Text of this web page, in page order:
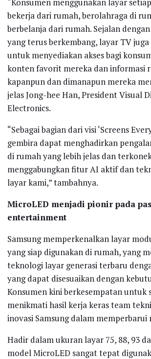
bekerja dari rumah, berolahraga di
berbelanja dari rumah. Sejalan
yang terus berkembang, layar TV
untuk menyediakan akses bagi
konten favorit mereka dan informasi
kapanpun dan dimanapun mereka
jelas Jong-hee Han, President Visual
Electronics.
“Sebagai bagian dari visi ‘Screens
gembira dapat menghadirkan
di rumah yang lebih jelas dan
menggabungkan fitur AI aktif dan
layar kami,” tambahnya.
MicroLED menjadi pionir pada
entertainment
Samsung memperkenalkan layar
yang siap digunakan di rumah, yang
teknologi layar generasi terbaru
yang dapat disesuaikan dengan
Konsumen kini berkesempatan untuk
menikmati hasil kerja keras team
inovasi Samsung dalam memperbarui
Hadir dalam ukuran layar 75, 88, 93
model MicroLED sangat tepat